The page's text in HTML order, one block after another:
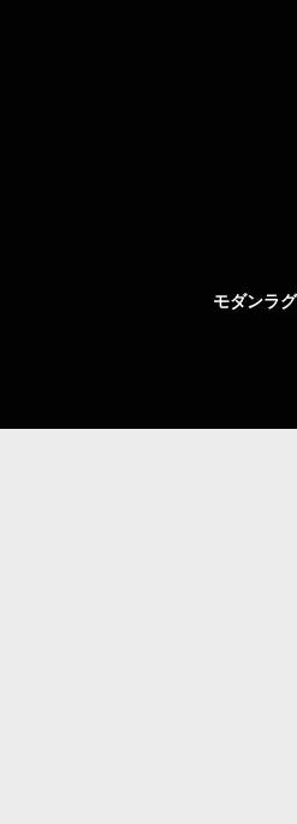
モダンラ